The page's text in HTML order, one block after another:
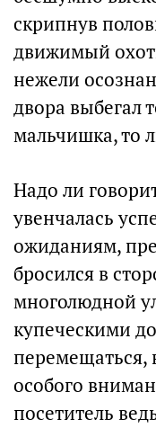
скрипнув
движимый
нежели
двора выбегал
мальчишка, то
Надо ли
увенчалась
ожиданиям,
бросился в
многолюдной
купеческими
перемещаться,
особого
посетитель